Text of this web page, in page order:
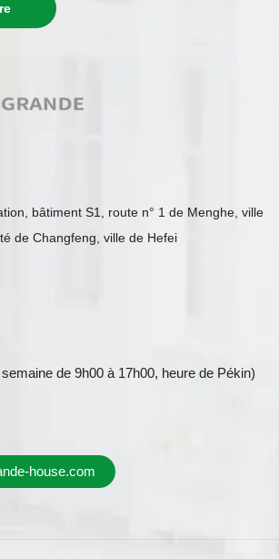
bâtiment S1, route n° 1 de Menghe, ville
de Changfeng, ville de Hefei
de 9h00 à 17h00, heure de Pékin)
house.com